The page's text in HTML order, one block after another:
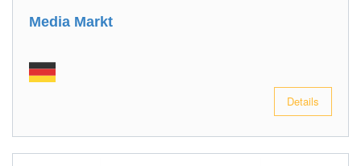
Media Markt
Details